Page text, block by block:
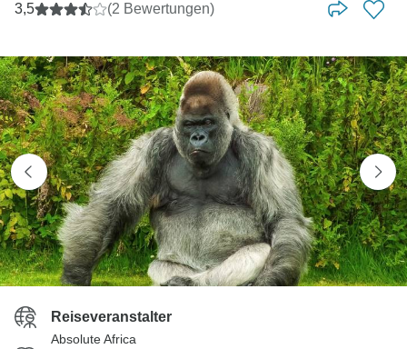
3,5 (2 Bewertungen)
Reiseveranstalter
Absolute Africa